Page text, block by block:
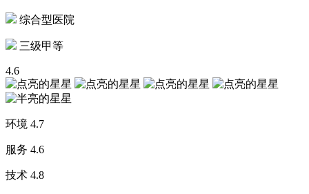
综合型医院
三级甲等
4.6
环境 4.7
服务 4.6
技术 4.8